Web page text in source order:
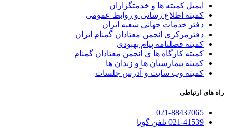
ایمیل کمیته ها و خدمتگزاران
کميته اطلاع رسانی و روابط عمومی
دفتر خدمات جهانی شعبه ايران
دفترمرکزی انجمن معتادان گمنام ایران
کمیته فصلنامه پیام بهبودی
کمیته کارگاه ها ی انجمن معتادان گمنام
کمیته بیمارستان ها و زندان ها
کمیته وب سایت و آدرس جلسات
راه های ارتباطی
021-88437065
021-41539 تلفن گویا